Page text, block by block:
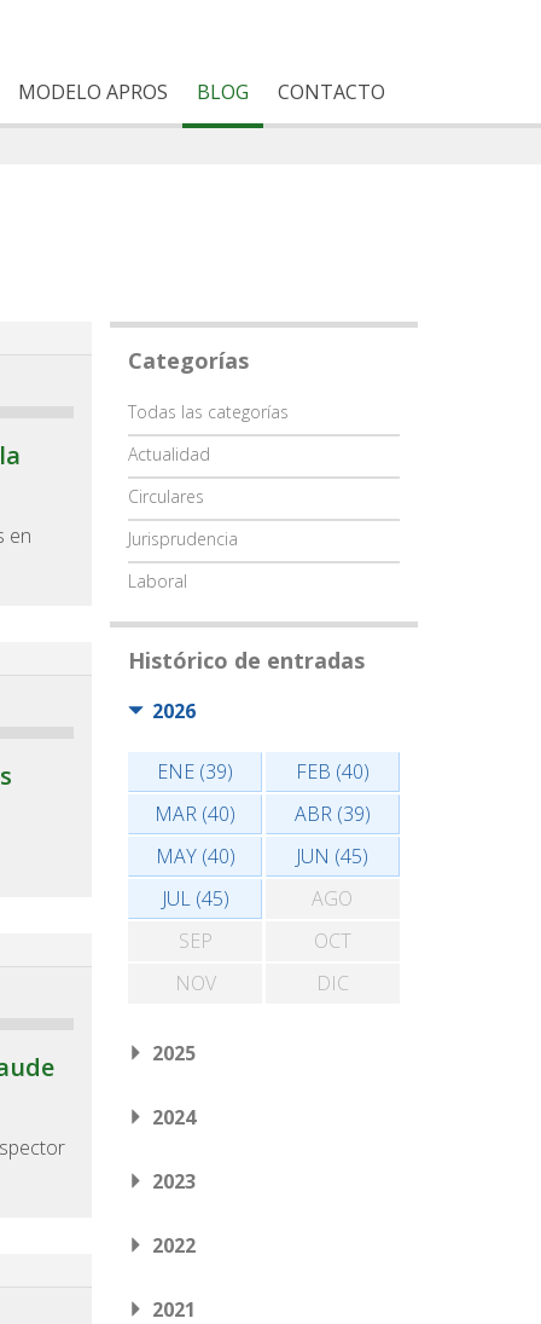
MODELO APROS BLOG CONTACTO
en
Categorías
Categoría
Todas las categorías
Actualidad
Circulares
Jurisprudencia
Laboral
Histórico de entradas
2026
ENE (39)
FEB (40)
MAR (40)
ABR (39)
MAY (40)
JUN (45)
JUL (45)
AGO
SEP
OCT
NOV
DIC
2025
2024
2023
2022
2021